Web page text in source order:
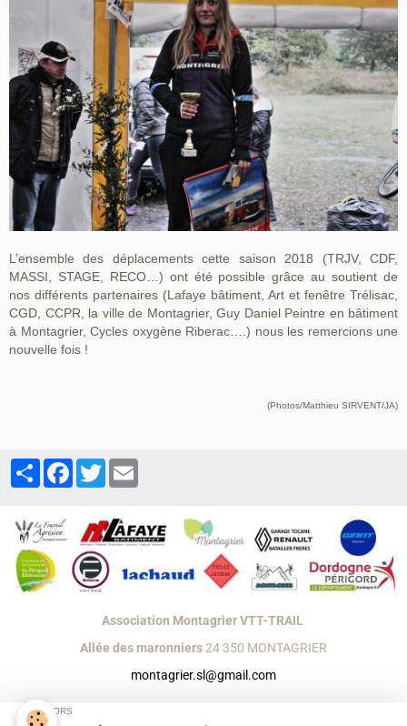
L’ensemble des déplacements cette saison 2018 (TRJV, CDF,
MASSI, STAGE, RECO…) ont été possible grâce au soutient de
nos différents partenaires (Lafaye bâtiment, Art et fenêtre Trélisac,
CGD, CCPR, la ville de Montagrier, Guy Daniel Peintre en bâtiment
à Montagrier, Cycles oxygène Riberac….) nous les remercions une
nouvelle fois !
(Photos/Matthieu SIRVENT/JA)
PartagerFacebook
Twitter
Association Montagrier VTT-TRAIL
Allée des maronniers24 350 MONTAGRIER
montagrier.sl@gmail.com
SPONSORS